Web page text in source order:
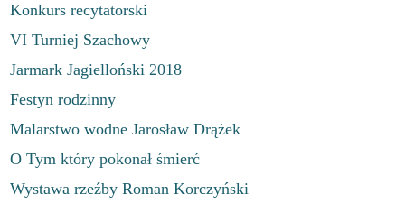
Konkurs recytatorski
VI Turniej Szachowy
Jarmark Jagielloński 2018
Festyn rodzinny
Malarstwo wodne Jarosław Drążek
O Tym który pokonał śmierć
Wystawa rzeźby Roman Korczyński